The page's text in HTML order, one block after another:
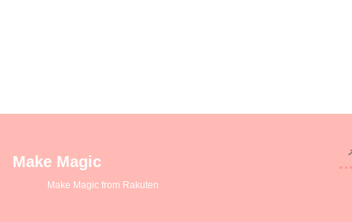
Make Magic
Make Magic from Rakuten